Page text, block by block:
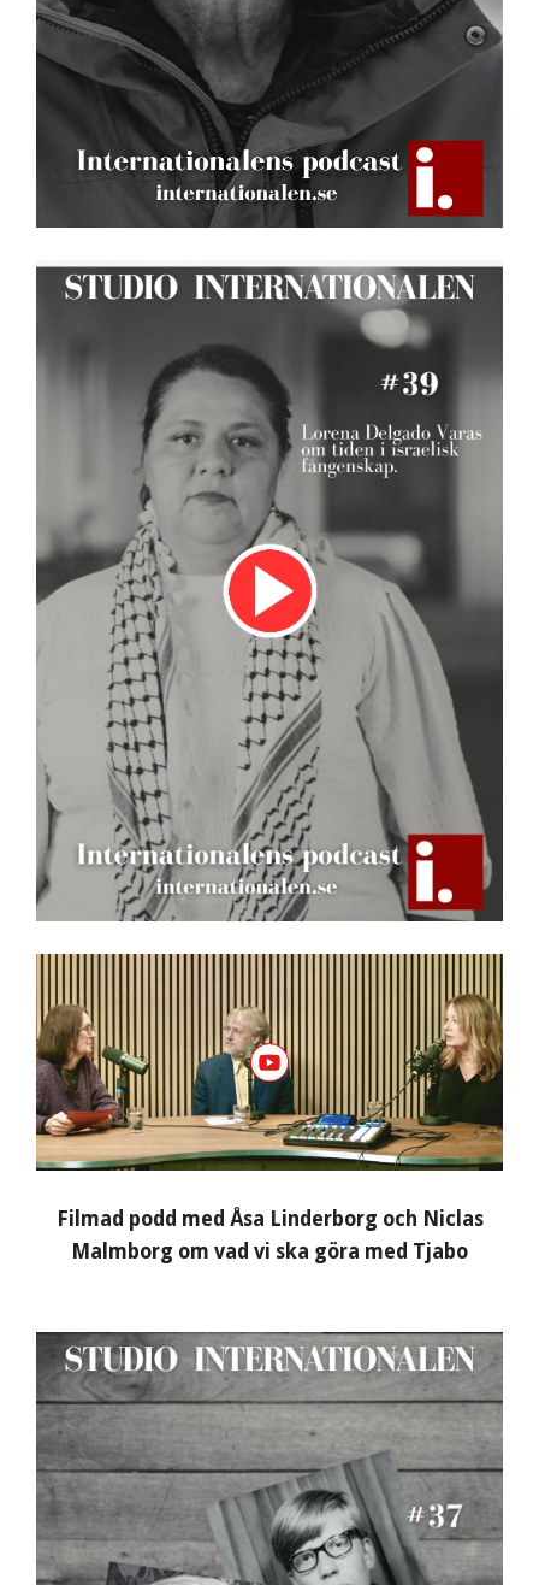
Filmad podd med Åsa Linderborg och Niclas
Malmborg om vad vi ska göra med Tjabo